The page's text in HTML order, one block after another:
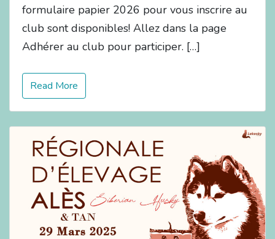
formulaire papier 2026 pour vous inscrire au
club sont disponibles! Allez dans la page
Adhérer au club pour participer. […]
Read More